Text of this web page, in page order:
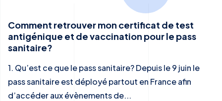
Comment retrouver mon certificat de test
antigénique et de vaccination pour le pass
sanitaire?
1. Qu’est ce que le pass sanitaire? Depuis le 9 juin le
pass sanitaire est déployé partout en France afin
d’accéder aux évènements de...